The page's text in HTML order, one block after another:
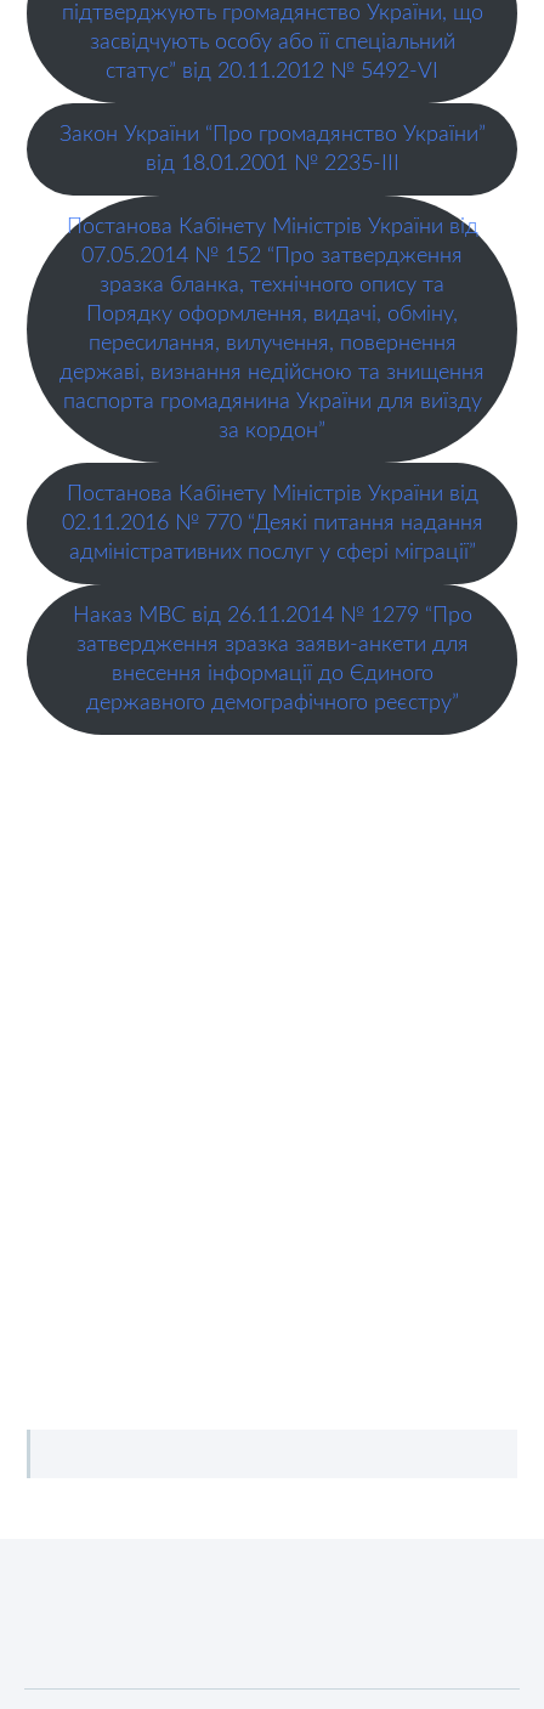
підтверджують громадянство України, що
засвідчують особу або її спеціальний
статус” від 20.11.2012 № 5492-VI
Закон України “Про громадянство України”
від 18.01.2001 № 2235-III
Постанова Кабінету Міністрів України від
07.05.2014 № 152 “Про затвердження
зразка бланка, технічного опису та
Порядку оформлення, видачі, обміну,
пересилання, вилучення, повернення
державі, визнання недійсною та знищення
паспорта громадянина України для виїзду
за кордон”
Постанова Кабінету Міністрів України від
02.11.2016 № 770 “Деякі питання надання
адміністративних послуг у сфері міграції”
Наказ МВС від 26.11.2014 № 1279 “Про
затвердження зразка заяви-анкети для
внесення інформації до Єдиного
державного демографічного реєстру”